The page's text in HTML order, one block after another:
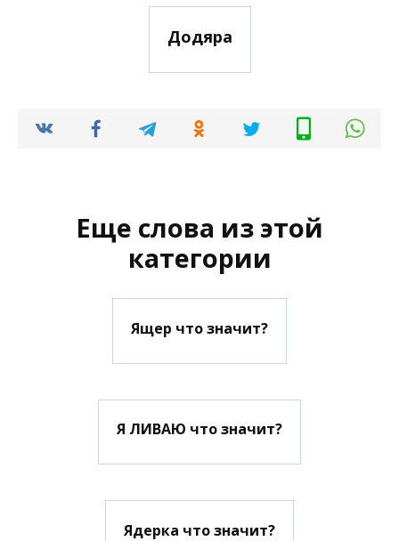
Додяра
Еще слова из этой
категории
Ящер что значит?
Я ЛИВАЮ что значит?
Ядерка что значит?